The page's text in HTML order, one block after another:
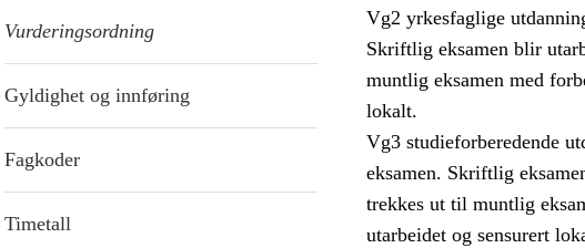
Vurderingsordning
Gyldighet og innføring
Fagkoder
Timetall
Vg2 yrkesfaglige
Skriftlig eksamen blir
muntlig eksamen med
lokalt.
Vg3 studieforberedende
eksamen. Skriftlig
trekkes ut til muntlig
utarbeidet og sensurert